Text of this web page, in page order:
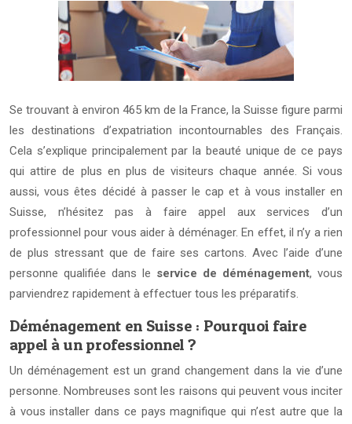
Se trouvant à environ 465 km de la France, la Suisse figure parmi
les destinations d’expatriation incontournables des Français.
Cela s’explique principalement par la beauté unique de ce pays
qui attire de plus en plus de visiteurs chaque année. Si vous
aussi, vous êtes décidé à passer le cap et à vous installer en
Suisse, n’hésitez pas à faire appel aux services d’un
professionnel pour vous aider à déménager. En effet, il n’y a rien
de plus stressant que de faire ses cartons. Avec l’aide d’une
personne qualifiée dans le service de déménagement, vous
parviendrez rapidement à effectuer tous les préparatifs.
Déménagement en Suisse : Pourquoi faire
appel à un professionnel ?
Un déménagement est un grand changement dans la vie d’une
personne. Nombreuses sont les raisons qui peuvent vous inciter
à vous installer dans ce pays magnifique qui n’est autre que la